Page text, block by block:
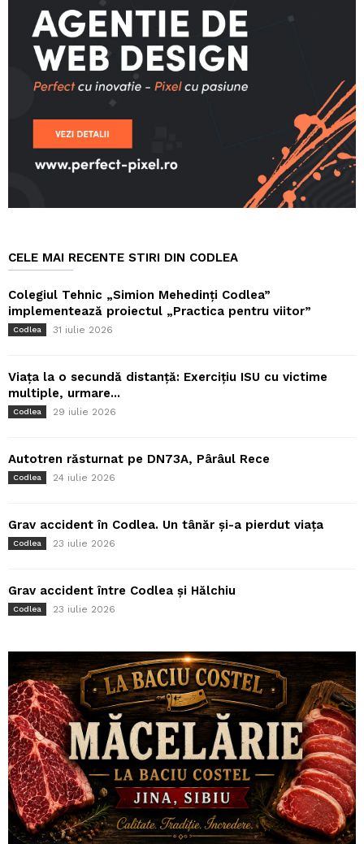
CELE MAI RECENTE STIRI DIN CODLEA
Colegiul Tehnic „Simion Mehedinți Codlea”
implementează proiectul „Practica pentru viitor”
Codlea 31 iulie 2026
Viața la o secundă distanță: Exercițiu ISU cu victime
multiple, urmare...
Codlea 29 iulie 2026
Autotren răsturnat pe DN73A, Pârâul Rece
Codlea 24 iulie 2026
Grav accident în Codlea. Un tânăr și-a pierdut viața
Codlea 23 iulie 2026
Grav accident între Codlea și Hălchiu
Codlea 23 iulie 2026